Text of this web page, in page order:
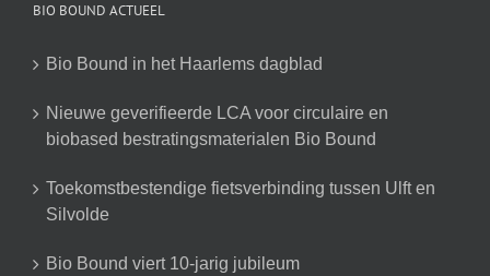
BIO BOUND ACTUEEL
Bio Bound in het Haarlems dagblad
Nieuwe geverifieerde LCA voor circulaire en
biobased bestratingsmaterialen Bio Bound
Toekomstbestendige fietsverbinding tussen Ulft en
Silvolde
Bio Bound viert 10-jarig jubileum